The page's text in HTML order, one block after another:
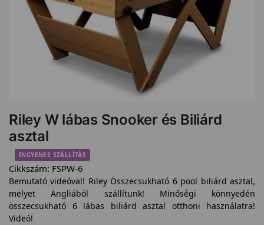
Riley W lábas Snooker és Biliárd
asztal
INGYENES SZÁLLÍTÁS
Cikkszám: FSPW-6
Bemutató videóval! Riley Összecsukható 6 pool biliárd asztal,
melyet Angliából szállítunk! Minőségi könnyedén
összecsukható 6 lábas biliárd asztal otthoni használatra!
Videó!